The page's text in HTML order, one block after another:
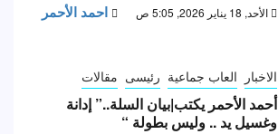
الأحد, 18 يناير 2026, 5:05 ص احمد الأحمر
الاخبار العاب جماعية رئيسى مقالات
أحمد الأحمر يكتب|بيان السلة..” إدانة
وغسيل يد .. وليس بطولة “